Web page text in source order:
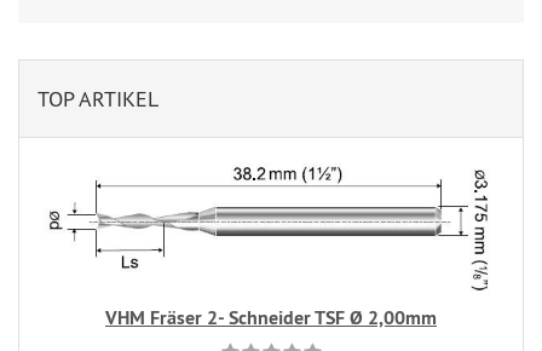
TOP ARTIKEL
VHM Fräser 2- Schneider TSF Ø 2,00mm